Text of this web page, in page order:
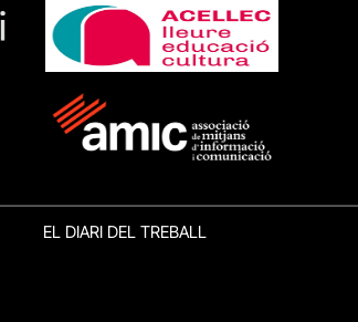
EL DIARI DEL TREBALL